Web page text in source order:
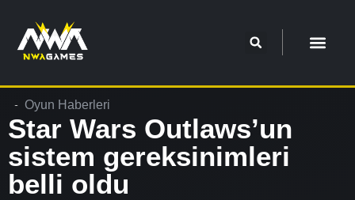
Oyun Haberleri
Star Wars Outlaws’un
sistem gereksinimleri
belli oldu